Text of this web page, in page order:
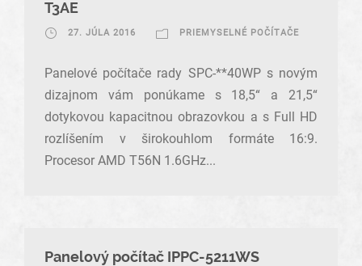
T3AE
27. JÚLA 2016 PRIEMYSELNÉ POČÍTAČE
Panelové počítače rady SPC-**40WP s novým
dizajnom vám ponúkame s 18,5“ a 21,5“
dotykovou kapacitnou obrazovkou a s Full HD
rozlíšením v širokouhlom formáte 16:9.
Procesor AMD T56N 1.6GHz...
Panelový počítač IPPC-5211WS